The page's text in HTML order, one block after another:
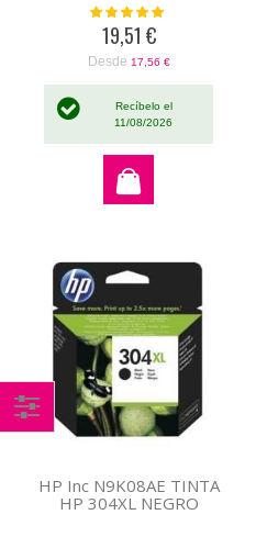
Valoración:
19,51 €
Desde 17,56 €
Recíbelo el
11/08/2026
HP Inc N9K08AE TINTA
HP 304XL NEGRO
Comprar